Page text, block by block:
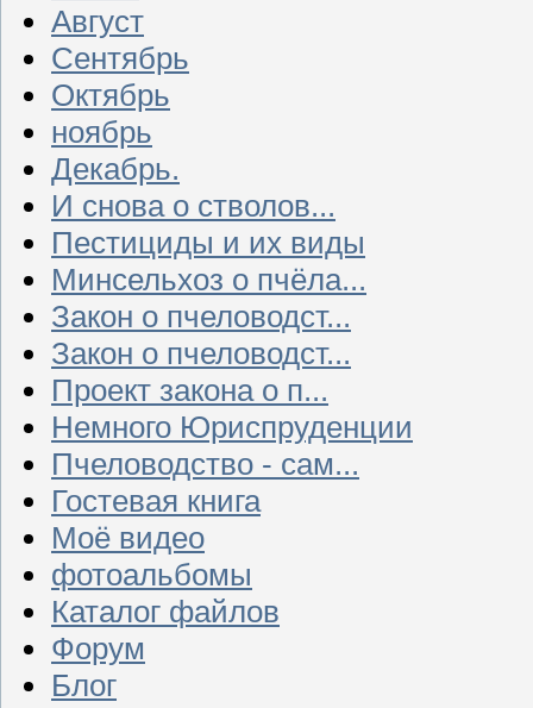
Август
Сентябрь
Октябрь
ноябрь
Декабрь.
И снова о стволов...
Пестициды и их виды
Минсельхоз о пчёла...
Закон о пчеловодст...
Закон о пчеловодст...
Проект закона о п...
Немного Юриспруденции
Пчеловодство - сам...
Гостевая книга
Моё видео
фотоальбомы
Каталог файлов
Форум
Блог